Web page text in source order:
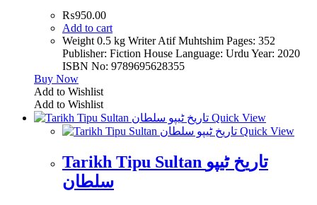
₨950.00
Add to cart
Weight 0.5 kg Writer Atif Muhtshim Pages: 352
Publisher: Fiction House Language: Urdu Year: 2020
ISBN No: 9789695628355
Buy Now
Add to Wishlist
Add to Wishlist
Quick View
Quick View
Tarikh Tipu Sultan تاریخ ٹیپو
سلطان